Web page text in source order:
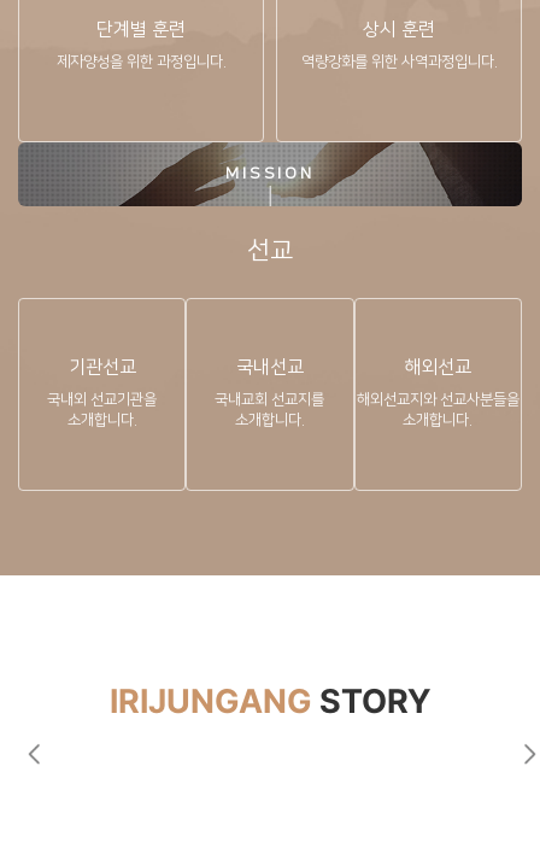
단계별 훈련
제자양성을 위한 과정입니다.
상시 훈련
역량강화를 위한 사역과정입니다.
MISSION
선교
기관선교
국내외 선교기관을
소개합니다.
국내선교
국내교회 선교지를
소개합니다.
해외선교
해외선교지와 선교사분들을
소개합니다.
IRIJUNGANG STORY